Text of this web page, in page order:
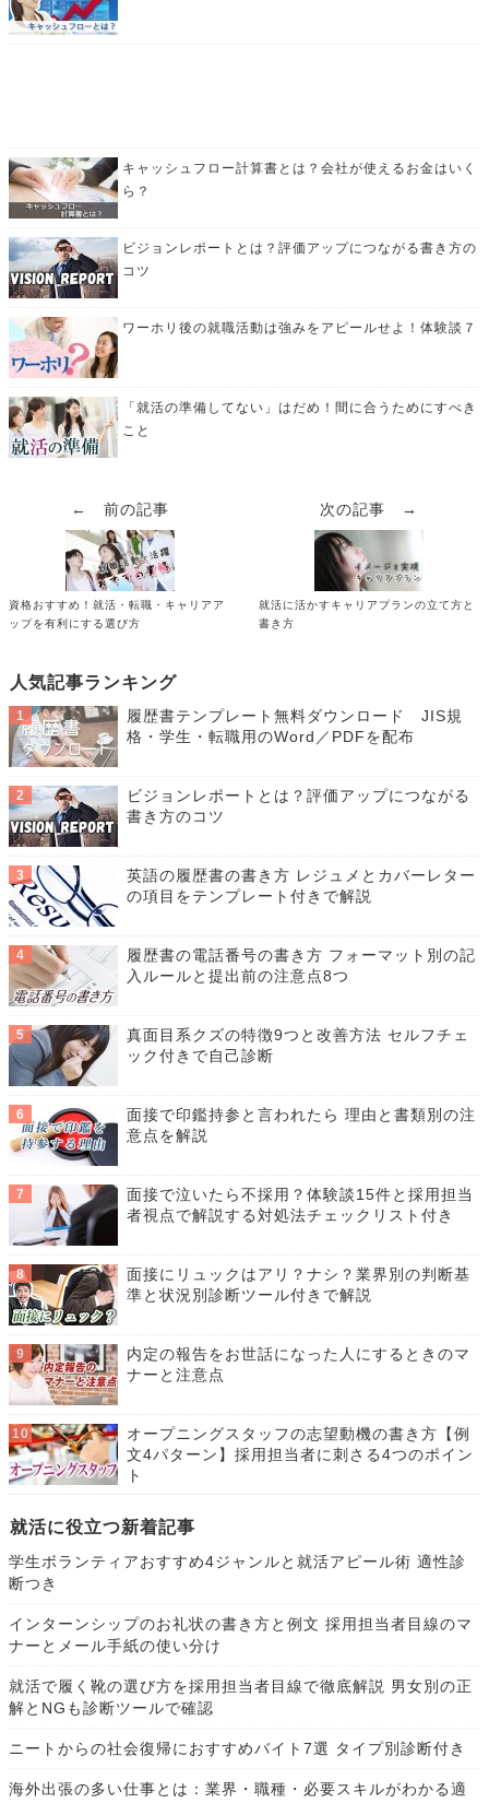
キャッシュフロー計算書とは？会社が使えるお金はいく
ら？
ビジョンレポートとは？評価アップにつながる書き方の
コツ
ワーホリ後の就職活動は強みをアピールせよ！体験談７
「就活の準備してない」はだめ！間に合うためにすべき
こと
← 前の記事
資格おすすめ！就活・転職・キャリアア
ップを有利にする選び方
次の記事 →
就活に活かすキャリアプランの立て方と
書き方
人気記事ランキング
履歴書テンプレート無料ダウンロード JIS規
格・学生・転職用のWord／PDFを配布
ビジョンレポートとは？評価アップにつながる
書き方のコツ
英語の履歴書の書き方 レジュメとカバーレター
の項目をテンプレート付きで解説
履歴書の電話番号の書き方 フォーマット別の記
入ルールと提出前の注意点8つ
真面目系クズの特徴9つと改善方法 セルフチェ
ック付きで自己診断
面接で印鑑持参と言われたら 理由と書類別の注
意点を解説
面接で泣いたら不採用？体験談15件と採用担当
者視点で解説する対処法チェックリスト付き
面接にリュックはアリ？ナシ？業界別の判断基
準と状況別診断ツール付きで解説
内定の報告をお世話になった人にするときのマ
ナーと注意点
オープニングスタッフの志望動機の書き方【例
文4パターン】採用担当者に刺さる4つのポイン
ト
就活に役立つ新着記事
学生ボランティアおすすめ4ジャンルと就活アピール術 適性診
断つき
インターンシップのお礼状の書き方と例文 採用担当者目線のマ
ナーとメール手紙の使い分け
就活で履く靴の選び方を採用担当者目線で徹底解説 男女別の正
解とNGも診断ツールで確認
ニートからの社会復帰におすすめバイト7選 タイプ別診断付き
海外出張の多い仕事とは：業界・職種・必要スキルがわかる適